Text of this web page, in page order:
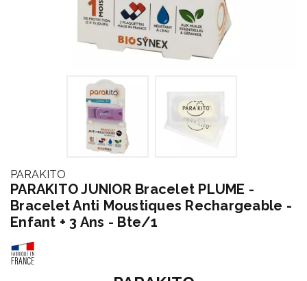
PARAKITO
PARAKITO JUNIOR Bracelet PLUME -
Bracelet Anti Moustiques Rechargeable -
Enfant + 3 Ans - Bte/1